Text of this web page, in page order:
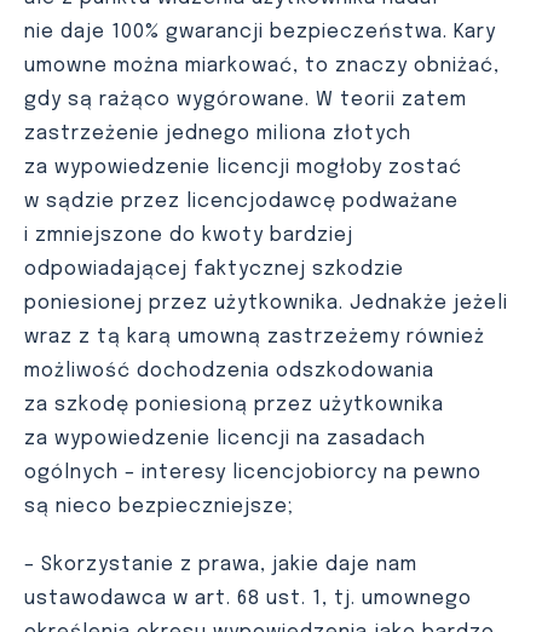
nie daje 100% gwarancji bezpieczeństwa. Kary
umowne można miarkować, to znaczy obniżać,
gdy są rażąco wygórowane. W teorii zatem
zastrzeżenie jednego miliona złotych
za wypowiedzenie licencji mogłoby zostać
w sądzie przez licencjodawcę podważane
i zmniejszone do kwoty bardziej
odpowiadającej faktycznej szkodzie
poniesionej przez użytkownika. Jednakże jeżeli
wraz z tą karą umowną zastrzeżemy również
możliwość dochodzenia odszkodowania
za szkodę poniesioną przez użytkownika
za wypowiedzenie licencji na zasadach
ogólnych – interesy licencjobiorcy na pewno
są nieco bezpieczniejsze;
– Skorzystanie z prawa, jakie daje nam
ustawodawca w art. 68 ust. 1, tj. umownego